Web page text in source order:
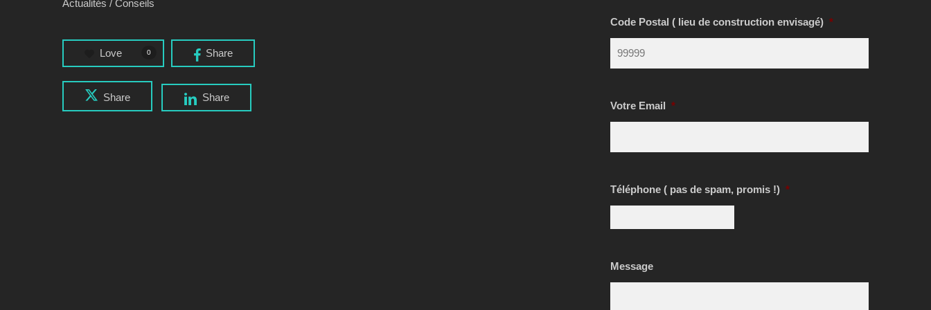
Actualités / Conseils
Love 0 Share
Share Share
Code Postal ( lieu de construction envisagé) *
Votre Email *
Téléphone ( pas de spam, promis !) *
Message